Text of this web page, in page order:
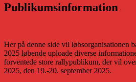
Publikumsinformation
Her på denne side vil løbsorganisationen
2025 løbende uploade diverse
forventede store rallypublikum, der vil
2025, den 19.-20. september 2025.